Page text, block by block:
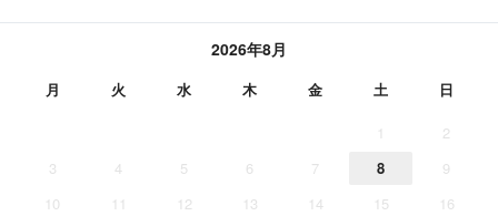
2026年8月
月 火 水 木 金 土 日
1
2
3
4 5 6 7 8
9
10
11 12 13 14 15
16